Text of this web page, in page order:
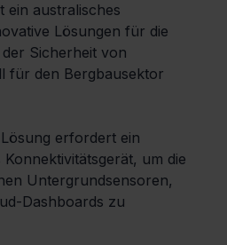
ein australisches
Lösungen für die
Sicherheit von
für den Bergbausektor
erfordert ein
um die
Untergrundsensoren,
Dashboards zu